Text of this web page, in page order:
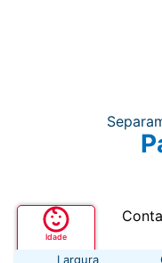
Idade
+ 3 anos
Largura